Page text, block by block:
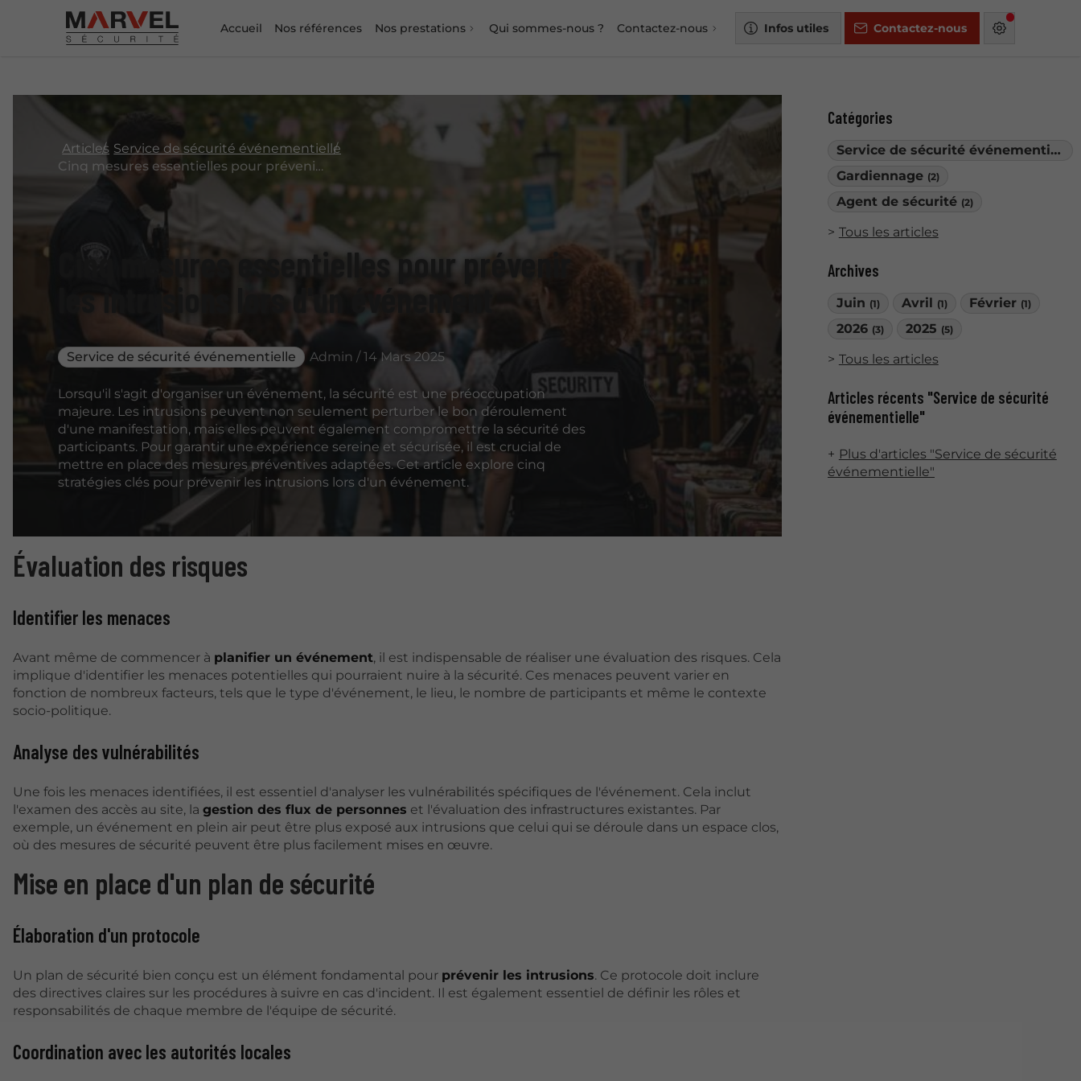
Accueil Nos références Nos prestations Qui sommes-nous ? Contactez-nous Infos utiles Contactez-nous
Catégories
Service de sécurité événementielle
Gardiennage (2)
Agent de sécurité (2)
Tous les articles
Archives
Juin (1) Avril (1) Février (1)
2026 (3) 2025 (5)
Tous les articles
Articles récents "Service de sécurité
événementielle"
Plus d'articles "Service de sécurité
événementielle"
Articles Service de sécurité événementielle
Cinq mesures essentielles pour prévenir les intrusions lors d'un événement
Cinq mesures essentielles pour prévenir
les intrusions lors d'un événement
Service de sécurité événementielle Admin / 14 Mars 2025
Lorsqu'il s'agit d'organiser un événement, la sécurité est une préoccupation
majeure. Les intrusions peuvent non seulement perturber le bon déroulement
d'une manifestation, mais elles peuvent également compromettre la sécurité des
participants. Pour garantir une expérience sereine et sécurisée, il est crucial de
mettre en place des mesures préventives adaptées. Cet article explore cinq
stratégies clés pour prévenir les intrusions lors d'un événement.
Évaluation des risques
Identifier les menaces
Avant même de commencer à planifier un événement, il est indispensable de réaliser une évaluation des risques. Cela
implique d'identifier les menaces potentielles qui pourraient nuire à la sécurité. Ces menaces peuvent varier en
fonction de nombreux facteurs, tels que le type d'événement, le lieu, le nombre de participants et même le contexte
socio-politique.
Analyse des vulnérabilités
Une fois les menaces identifiées, il est essentiel d'analyser les vulnérabilités spécifiques de l'événement. Cela inclut
l'examen des accès au site, la gestion des flux de personnes et l'évaluation des infrastructures existantes. Par
exemple, un événement en plein air peut être plus exposé aux intrusions que celui qui se déroule dans un espace clos,
où des mesures de sécurité peuvent être plus facilement mises en œuvre.
Mise en place d'un plan de sécurité
Élaboration d'un protocole
Un plan de sécurité bien conçu est un élément fondamental pour prévenir les intrusions. Ce protocole doit inclure
des directives claires sur les procédures à suivre en cas d'incident. Il est également essentiel de définir les rôles et
responsabilités de chaque membre de l'équipe de sécurité.
Coordination avec les autorités locales